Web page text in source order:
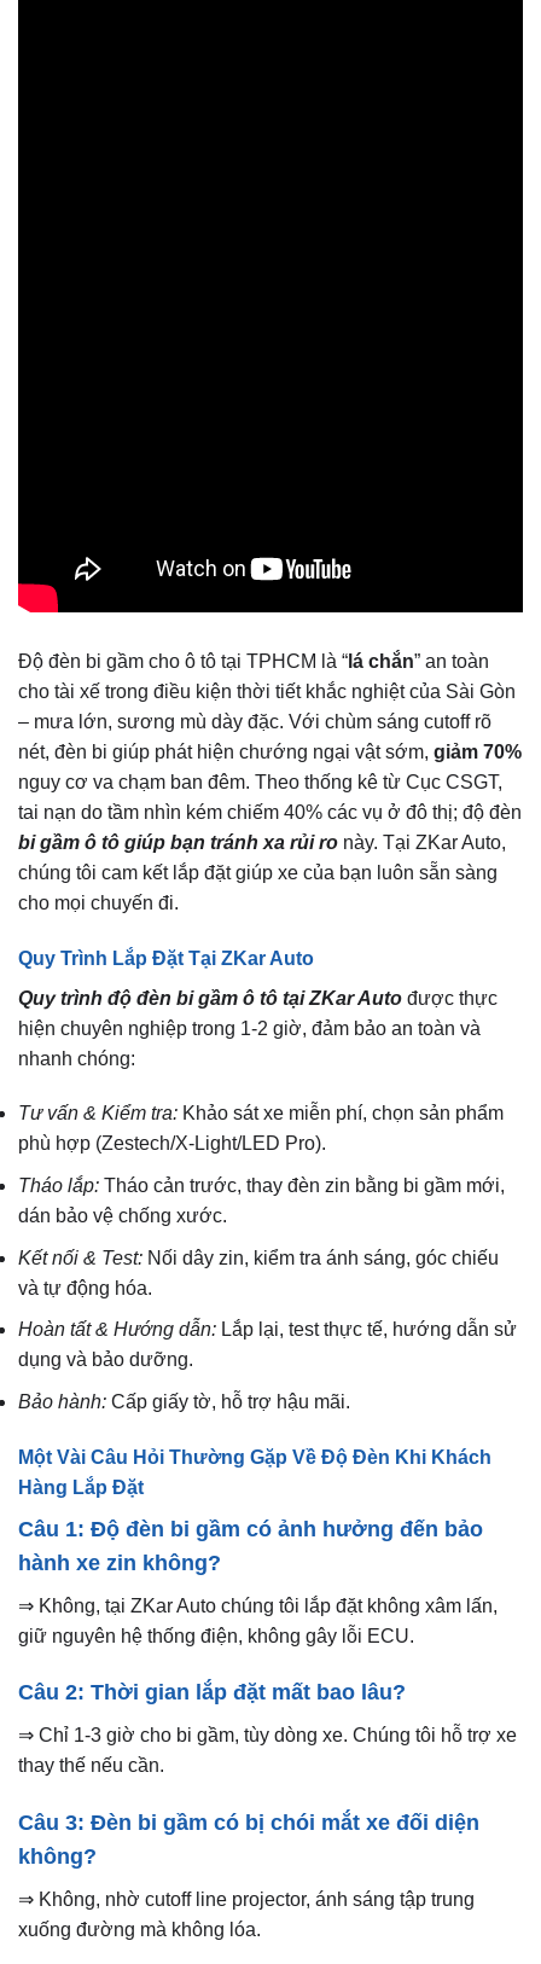
Độ đèn bi gầm cho ô tô tại TPHCM là “ lá chắn” an toàn
cho tài xế trong điều kiện thời tiết khắc nghiệt của Sài Gòn
– mưa lớn, sương mù dày đặc. Với chùm sáng cutoff rõ
nét, đèn bi giúp phát hiện chướng ngại vật sớm, giảm 70%
nguy cơ va chạm ban đêm. Theo thống kê từ Cục CSGT,
tai nạn do tầm nhìn kém chiếm 40% các vụ ở đô thị; độ đèn
bi gầm ô tô giúp bạn tránh xa rủi ro này. Tại ZKar Auto,
chúng tôi cam kết lắp đặt giúp xe của bạn luôn sẵn sàng
cho mọi chuyến đi.
Quy Trình Lắp Đặt Tại ZKar Auto
Quy trình độ đèn bi gầm ô tô tại ZKar Auto được thực
hiện chuyên nghiệp trong 1-2 giờ, đảm bảo an toàn và
nhanh chóng:
Tư vấn & Kiểm tra: Khảo sát xe miễn phí, chọn sản phẩm
phù hợp (Zestech/X-Light/LED Pro).
Tháo lắp: Tháo cản trước, thay đèn zin bằng bi gầm mới,
dán bảo vệ chống xước.
Kết nối & Test: Nối dây zin, kiểm tra ánh sáng, góc chiếu
và tự động hóa.
Hoàn tất & Hướng dẫn: Lắp lại, test thực tế, hướng dẫn sử
dụng và bảo dưỡng.
Bảo hành: Cấp giấy tờ, hỗ trợ hậu mãi.
Một Vài Câu Hỏi Thường Gặp Về Độ Đèn Khi Khách
Hàng Lắp Đặt
Câu 1: Độ đèn bi gầm có ảnh hưởng đến bảo
hành xe zin không?
⇒ Không, tại ZKar Auto chúng tôi lắp đặt không xâm lấn,
giữ nguyên hệ thống điện, không gây lỗi ECU.
Câu 2: Thời gian lắp đặt mất bao lâu?
⇒ Chỉ 1-3 giờ cho bi gầm, tùy dòng xe. Chúng tôi hỗ trợ xe
thay thế nếu cần.
Câu 3: Đèn bi gầm có bị chói mắt xe đối diện
không?
⇒ Không, nhờ cutoff line projector, ánh sáng tập trung
xuống đường mà không lóa.